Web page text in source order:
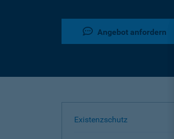
Angebot anfordern
Existenzschutz